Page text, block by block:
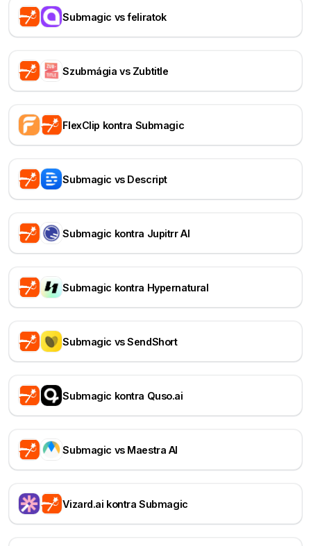
Submagic vs feliratok
Szubmágia vs Zubtitle
FlexClip kontra Submagic
Submagic vs Descript
Submagic kontra Jupitrr AI
Submagic kontra Hypernatural
Submagic vs SendShort
Submagic kontra Quso.ai
Submagic vs Maestra AI
Vizard.ai kontra Submagic